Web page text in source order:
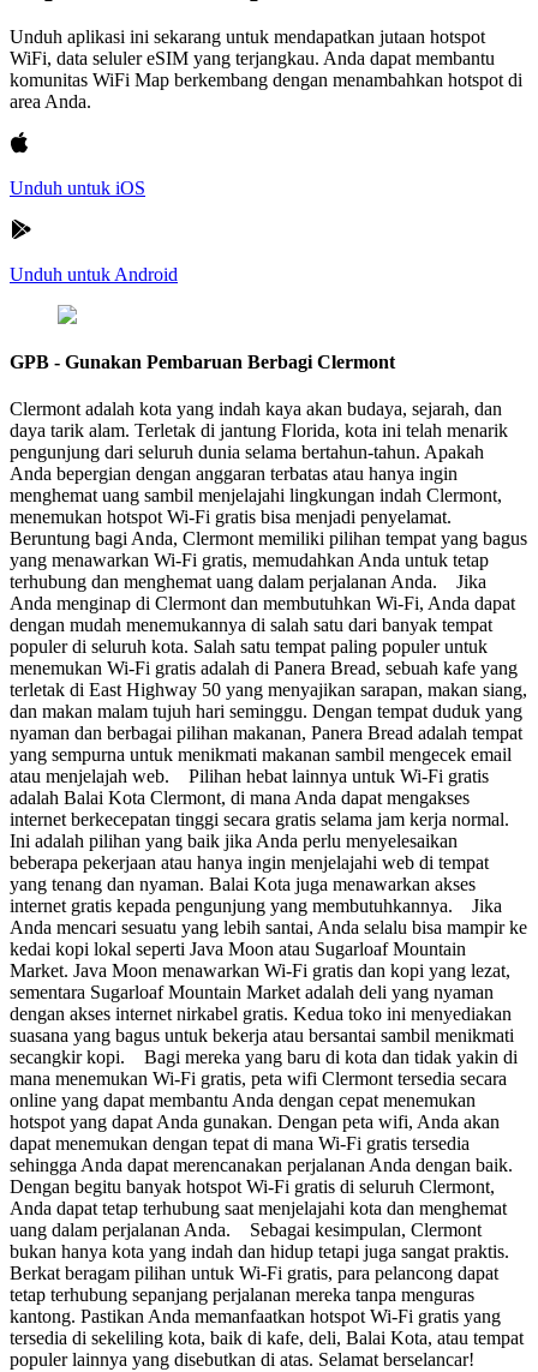
Unduh aplikasi ini sekarang untuk mendapatkan jutaan hotspot
WiFi, data seluler eSIM yang terjangkau. Anda dapat membantu
komunitas WiFi Map berkembang dengan menambahkan hotspot di
area Anda.
Unduh untuk iOS
Unduh untuk Android
GPB - Gunakan Pembaruan Berbagi Clermont
Clermont adalah kota yang indah kaya akan budaya, sejarah, dan
daya tarik alam. Terletak di jantung Florida, kota ini telah menarik
pengunjung dari seluruh dunia selama bertahun-tahun. Apakah
Anda bepergian dengan anggaran terbatas atau hanya ingin
menghemat uang sambil menjelajahi lingkungan indah Clermont,
menemukan hotspot Wi-Fi gratis bisa menjadi penyelamat.
Beruntung bagi Anda, Clermont memiliki pilihan tempat yang bagus
yang menawarkan Wi-Fi gratis, memudahkan Anda untuk tetap
terhubung dan menghemat uang dalam perjalanan Anda. Jika
Anda menginap di Clermont dan membutuhkan Wi-Fi, Anda dapat
dengan mudah menemukannya di salah satu dari banyak tempat
populer di seluruh kota. Salah satu tempat paling populer untuk
menemukan Wi-Fi gratis adalah di Panera Bread, sebuah kafe yang
terletak di East Highway 50 yang menyajikan sarapan, makan siang,
dan makan malam tujuh hari seminggu. Dengan tempat duduk yang
nyaman dan berbagai pilihan makanan, Panera Bread adalah tempat
yang sempurna untuk menikmati makanan sambil mengecek email
atau menjelajah web. Pilihan hebat lainnya untuk Wi-Fi gratis
adalah Balai Kota Clermont, di mana Anda dapat mengakses
internet berkecepatan tinggi secara gratis selama jam kerja normal.
Ini adalah pilihan yang baik jika Anda perlu menyelesaikan
beberapa pekerjaan atau hanya ingin menjelajahi web di tempat
yang tenang dan nyaman. Balai Kota juga menawarkan akses
internet gratis kepada pengunjung yang membutuhkannya. Jika
Anda mencari sesuatu yang lebih santai, Anda selalu bisa mampir ke
kedai kopi lokal seperti Java Moon atau Sugarloaf Mountain
Market. Java Moon menawarkan Wi-Fi gratis dan kopi yang lezat,
sementara Sugarloaf Mountain Market adalah deli yang nyaman
dengan akses internet nirkabel gratis. Kedua toko ini menyediakan
suasana yang bagus untuk bekerja atau bersantai sambil menikmati
secangkir kopi. Bagi mereka yang baru di kota dan tidak yakin di
mana menemukan Wi-Fi gratis, peta wifi Clermont tersedia secara
online yang dapat membantu Anda dengan cepat menemukan
hotspot yang dapat Anda gunakan. Dengan peta wifi, Anda akan
dapat menemukan dengan tepat di mana Wi-Fi gratis tersedia
sehingga Anda dapat merencanakan perjalanan Anda dengan baik.
Dengan begitu banyak hotspot Wi-Fi gratis di seluruh Clermont,
Anda dapat tetap terhubung saat menjelajahi kota dan menghemat
uang dalam perjalanan Anda. Sebagai kesimpulan, Clermont
bukan hanya kota yang indah dan hidup tetapi juga sangat praktis.
Berkat beragam pilihan untuk Wi-Fi gratis, para pelancong dapat
tetap terhubung sepanjang perjalanan mereka tanpa menguras
kantong. Pastikan Anda memanfaatkan hotspot Wi-Fi gratis yang
tersedia di sekeliling kota, baik di kafe, deli, Balai Kota, atau tempat
populer lainnya yang disebutkan di atas. Selamat berselancar!